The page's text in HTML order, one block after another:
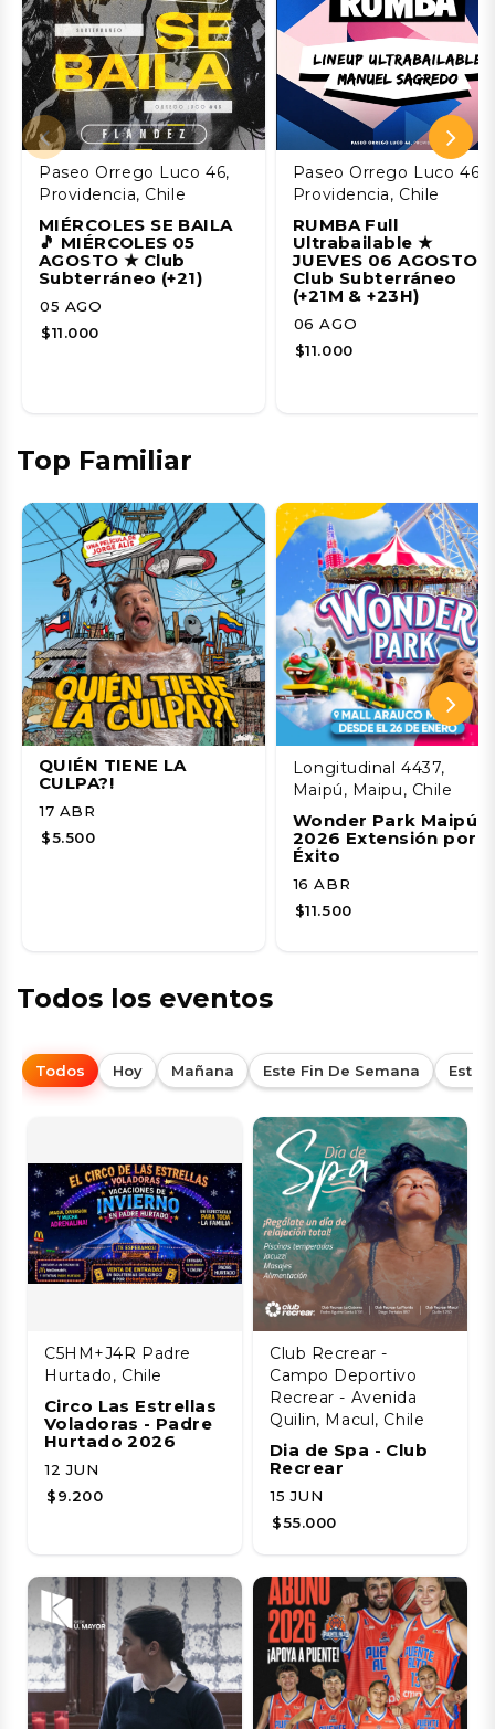
Paseo Orrego Luco 46,
Providencia, Chile
MIÉRCOLES SE BAILA
🎵 MIÉRCOLES 05
AGOSTO ★ Club
Subterráneo (+21)
05 AGO
$11.000
Paseo Orrego Luco 46,
Providencia, Chile
RUMBA Full
Ultrabailable ★
JUEVES 06 AGOSTO
Club Subterráneo
(+21M & +23H)
06 AGO
$11.000
Top Familiar
QUIÉN TIENE LA
CULPA?!
17 ABR
$5.500
Longitudinal 4437,
Maipú, Maipu, Chile
Wonder Park Maipú
2026 Extensión por
Éxito
16 ABR
$11.500
Todos los eventos
Todos Hoy Mañana Este Fin De Semana Esta
C5HM+J4R Padre
Hurtado, Chile
Circo Las Estrellas
Voladoras - Padre
Hurtado 2026
12 JUN
$9.200
Club Recrear -
Campo Deportivo
Recrear - Avenida
Quilin, Macul, Chile
Dia de Spa - Club
Recrear
15 JUN
$55.000